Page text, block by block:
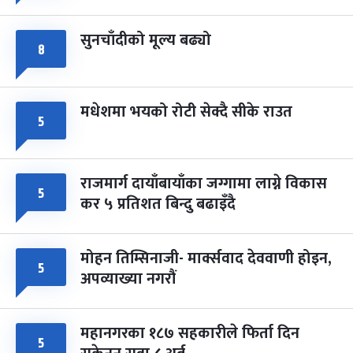
८ सुनचाँदीको मूल्य बढ्यो
५ मधेशमा भयको रोटी सेक्दै सीके राउत
५ राजमार्ग दायाँबायाँका जग्गामा लाग्ने विकास
कर ५ प्रतिशत बिन्दु बढाइँदै
५ मोहन तिम्सिनाजी- मार्क्सवाद देववाणी होइन,
अपव्याख्या नगरौं
५ महानगरका १८७ सहकारीले फिर्ता दिन